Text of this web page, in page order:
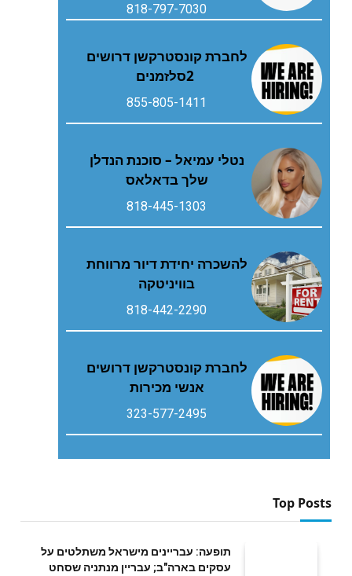
818-797-7030
‬2‭ ‬סלזמנים
855-805-1411
נטלי עמיאל – סוכנת הנדלן
שלך בדאלאס
818-445-1303
להשכרה יחידת דיור מרווחת
בוויניטקה
818-442-2290
לחברת קונסטרקשן דרושים
אנשי מכירות
323-577-2495
Top Posts
תופעה: עבריינים מישראל משתלטים על
עסקים בארה"ב; עבריין מנתניה שסחט